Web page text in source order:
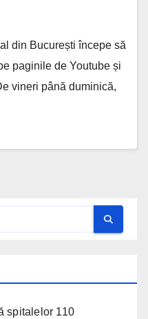
din București începe să
paginile de Youtube și
vineri până duminică,
spitalelor 110